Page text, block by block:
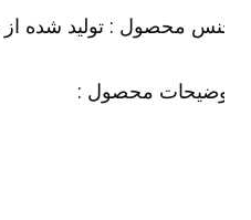
محصول : تولید شده از مواد
محصول :